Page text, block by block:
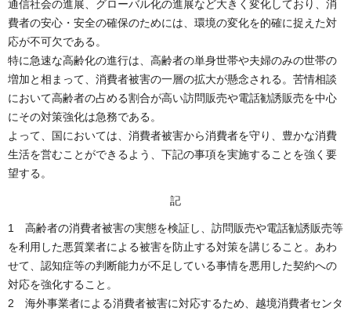
通信社会の進展、グローバル化の進展など大きく変化しており、消
費者の安心・安全の確保のためには、環境の変化を的確に捉えた対
応が不可欠である。
特に急速な高齢化の進行は、高齢者の単身世帯や夫婦のみの世帯の
増加と相まって、消費者被害の一層の拡大が懸念される。苦情相談
において高齢者の占める割合が高い訪問販売や電話勧誘販売を中心
にその対策強化は急務である。
よって、国においては、消費者被害から消費者を守り、豊かな消費
生活を営むことができるよう、下記の事項を実施することを強く要
望する。
記
1 高齢者の消費者被害の実態を検証し、訪問販売や電話勧誘販売等
を利用した悪質業者による被害を防止する対策を講じること。あわ
せて、認知症等の判断能力が不足している事情を悪用した契約への
対応を強化すること。
2 海外事業者による消費者被害に対応するため、越境消費者センタ